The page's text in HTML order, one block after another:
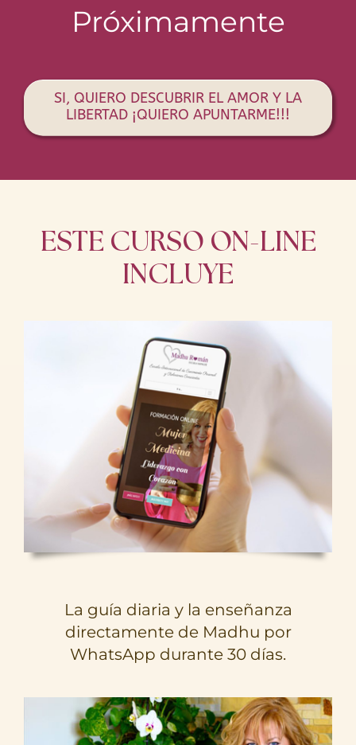
Próximamente
SI, QUIERO DESCUBRIR EL AMOR Y LA
LIBERTAD ¡QUIERO APUNTARME!!!
ESTE CURSO ON-LINE
INCLUYE
La guía diaria y la enseñanza
directamente de Madhu por
WhatsApp durante 30 días.